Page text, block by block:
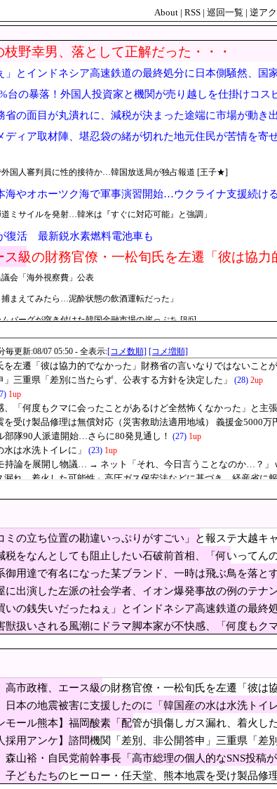
About | RSS | 巡回一覧 | 逆ア
枝野幸男、落として正解だった・・・
」とインドネシア高速鉄道の最終処分に日本側騒然、国
台の暴落！外国人投資家と機関が売り越しを仕掛けコ
省の面目が丸潰れに、減税が決まった途端に市場が動
ディア取材陣、堪忍袋の緒が切れた地元住民が苦情を
国人審判員に性的接待か…韓国放送局が独占報道 [王子★]
海やオホーツク海で軍事演習開始…ウクライナ支援続け
ミサイルを発射…韓米は『すぐに対応可能』と強調」
復活 最新鋭水素燃料電池車も
ス級の財務官僚・一松旬氏を左遷「彼は協
会「海外視察費」公表
まえてみたら…泥酔状態の飲酒運転だった」
バーグが突き付けた韓国金融市場の崖っぷち [8/6]
違いっぷりがすごい」と報ステ大越キャ
うという思惑がひしひしと
合は「台湾軍が対応」と台湾軍トップ！
理委員会が成果給を99.99%受け取っていた件」→「大統領府より無敵
走行訓練中だった白バイが転倒事故 20代の女性隊員が重傷 白バイ
阻止したい石破前首相、「何いってんの
手術室の映像が色んな意味で衝撃的だと話題に
支援したのに「韓国産の水は水洗トイレに
基礎議員1議席のみ獲得し『全て私の責任』と頭を下げる」→「政治か
に衝突か…ファルコン9の上段！
かれ」看護助手の男を逮捕 90歳入院患者の顔や腹を殴るなどケガさ
なった某ブランド、一時は飛ぶ鳥を落とす
画、学校が責めを負うのは当然」としつつも、平和教育の意義強調「
戻す」発言は「私の覚悟」
界中から注文殺到！！！ １兆５０００億円で工場増築へ
360万ウォン！出産直後に家計が傾く」と話題に
日本はタイ、インドネシアに次いで3位ランクイン アゴダが発表 [8/6]
酸素「配管が損傷しガス漏れ、着火した
軍平沢基地に無断侵入…米軍により身柄拘束！
の社会学者、イオン爆発事故の例のテナン
周” 防衛省が全航路を公開
会社「当局の調査に全面的に協力」 経産省「LPガス爆発の可能性が
ミの立ち位置の勘違いっぷりがすごい」と報ステ大越
列視させようという思惑がひしひしと
税をなんとしても阻止したい石破前首相、「何いってん
……
御用達で有名になった某ブランド、一時は飛ぶ鳥を落
に出演した左派の社会学者、イオン爆発事故の例のテ
いの銭失いだったねぇ」とインドネシア高速鉄道の最
が財源なんだ？
獣扱いされる風潮にドラマ脚本家が不快感、「何度もク
高市政権、エース級の財務官僚・一松旬氏を左遷「彼
が判明
日本の地震被害に支援したのに「韓国産の水は水洗トイ
モール熊本】福岡酸素「配管が損傷しガス漏れ、着火
報告
採用アンケ】諮問機関「差別、非公開答申」三重県「
森山裕・自民党前幹事長「高市総理の個人的なSNS投稿
子どもたちのヒーロー・任天堂、熊本地震を受け製品修